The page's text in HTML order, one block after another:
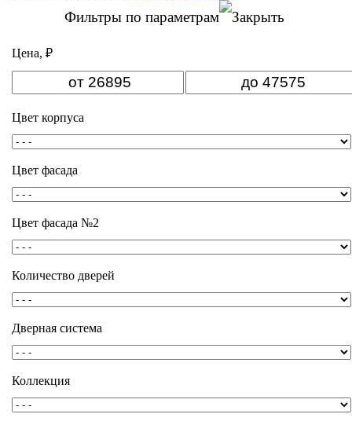
Фильтры по параметрам
Цена, ₽
Цвет корпуса
Цвет фасада
Цвет фасада №2
Количество дверей
Дверная система
Коллекция